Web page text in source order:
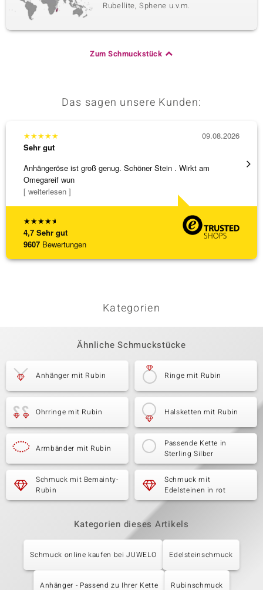
Rubellite, Sphene u.v.m.
Zum Schmuckstück
Das sagen unsere Kunden:
★★★★★
4,7 Sehr gut
9607 Bewertungen
★★★★★
Sehr gut
Anhängeröse ist groß genug. Schöner Stein . Wirkt am
Omegareif wun
[ weiterlesen ]
09.08.2026
Sehr
Kategorien
Ähnliche Schmuckstücke
Anhänger mit Rubin Ringe mit Rubin
Ohrringe mit Rubin Halsketten mit Rubin
Armbänder mit Rubin
Passende Kette in
Sterling Silber
Schmuck mit Bemainty-
Rubin
Schmuck mit
Edelsteinen in rot
Kategorien dieses Artikels
Schmuck online kaufen bei JUWELO Edelsteinschmuck
Anhänger - Passend zu Ihrer Kette Rubinschmuck